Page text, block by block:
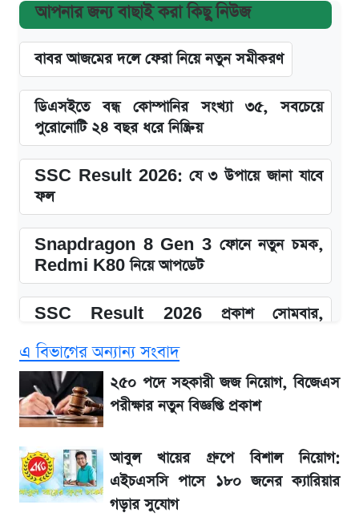
আপনার জন্য বাছাই করা কিছু নিউজ
বাবর আজমের দলে ফেরা নিয়ে নতুন সমীকরণ
ডিএসইতে বন্ধ কোম্পানির সংখ্যা ৩৫, সবচেয়ে
পুরোনোটি ২৪ বছর ধরে নিষ্ক্রিয়
SSC Result 2026: যে ৩ উপায়ে জানা যাবে
ফল
Snapdragon 8 Gen 3 ফোনে নতুন চমক,
Redmi K80 নিয়ে আপডেট
SSC Result 2026 প্রকাশ সোমবার,
১৮০ দিনের মূল্যায়ন শেষে মন্ত্রিসভায় পরিবর্তন
আগে দেখে নিন, আজকের সোনার নতুন দাম
তাপমাত্রা নিয়ে নতুন পূর্বাভাস দিল আবহাওয়া অফিস
এ বিভাগের অন্যান্য সংবাদ
২৫০ পদে সহকারী জজ নিয়োগ, বিজেএস
পরীক্ষার নতুন বিজ্ঞপ্তি প্রকাশ
আবুল খায়ের গ্রুপে বিশাল নিয়োগ:
এইচএসসি পাসে ১৮০ জনের ক্যারিয়ার
গড়ার সুযোগ